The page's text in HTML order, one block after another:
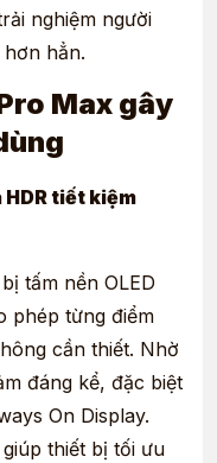
nghiệm người
hẳn.
Max gây
tiết kiệm
tấm nền OLED
phép từng điểm
cần thiết. Nhờ
đáng kể, đặc biệt
On Display.
thiết bị tối ưu